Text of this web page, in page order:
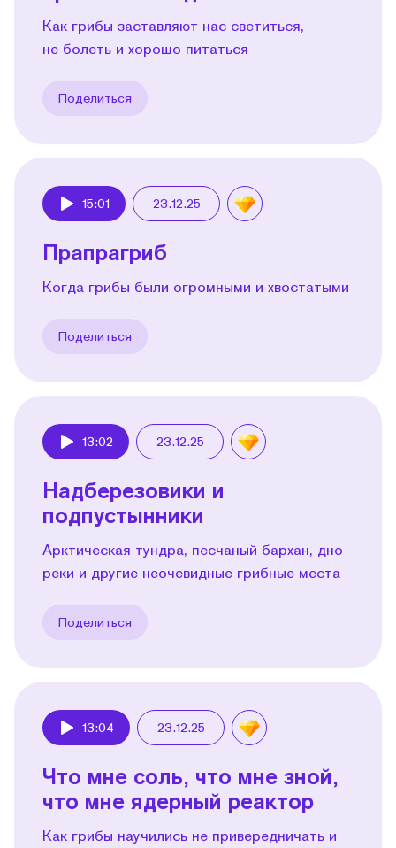
Как грибы заставляют нас светиться,
не болеть и хорошо питаться
Поделиться
15:01 23.12.25
Прапрагриб
Когда грибы были огромными и хвостатыми
Поделиться
13:02 23.12.25
Надберезовики и
подпустынники
Арктическая тундра, песчаный бархан, дно
реки и другие неочевидные грибные места
Поделиться
13:04 23.12.25
Что мне соль, что мне зной,
что мне ядерный реактор
Как грибы научились не привередничать и